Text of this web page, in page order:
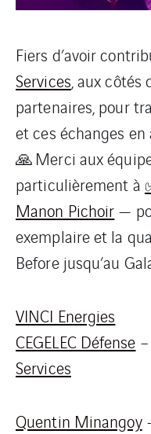
Fiers d’avoir
Services, aux côtés
partenaires, pour
et ces échanges
🙏 Merci aux
particulièrement à
Manon Pichoir —
exemplaire et la
Before jusqu’au
VINCI Energies
CEGELEC Défense –
Services
Quentin Minangoy